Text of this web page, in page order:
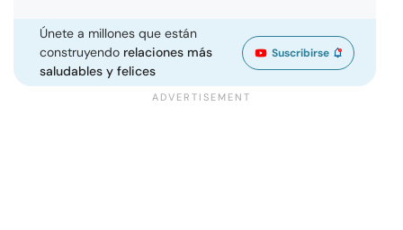
Únete a millones que están
construyendo relaciones más
saludables y felices
Suscribirse